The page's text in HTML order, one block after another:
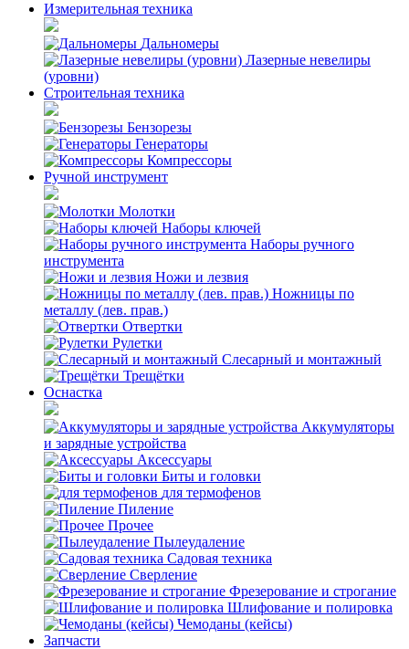
Измерительная техника
Дальномеры
Лазерные невелиры
(уровни)
Строительная техника
Бензорезы
Генераторы
Компрессоры
Ручной инструмент
Молотки
Наборы ключей
Наборы ручного
инструмента
Ножи и лезвия
Ножницы по
металлу (лев. прав.)
Отвертки
Рулетки
Слесарный и монтажный
Трещётки
Оснастка
Аккумуляторы
и зарядные устройства
Аксессуары
Биты и головки
для термофенов
Пиление
Прочее
Пылеудаление
Садовая техника
Сверление
Фрезерование и строгание
Шлифование и полировка
Чемоданы (кейсы)
Запчасти